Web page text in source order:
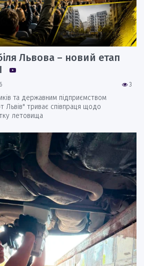
Львова – новий етап
3
та державним підприємством
Львів" триває співпраця щодо
летовища